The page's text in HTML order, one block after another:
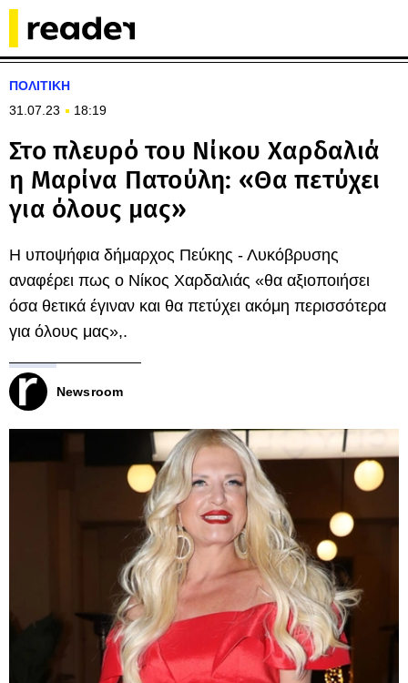
ΠΟΛΙΤΙΚΗ
31.07.23
18:19
Στο πλευρό του Νίκου Χαρδαλιά
η Μαρίνα Πατούλη: «Θα πετύχει
για όλους μας»
Η υποψήφια δήμαρχος Πεύκης - Λυκόβρυσης
αναφέρει πως ο Νίκος Χαρδαλιάς «θα αξιοποιήσει
όσα θετικά έγιναν και θα πετύχει ακόμη περισσότερα
για όλους μας»,.
Newsroom